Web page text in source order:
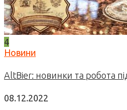
4
Новини
AltBier: новинки та робота
08.12.2022